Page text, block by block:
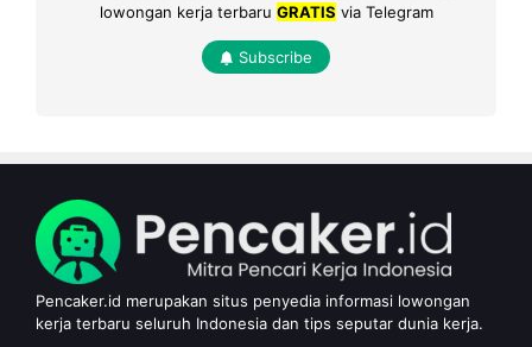
lowongan kerja terbaru GRATIS via Telegram
Subscribe
Pencaker.id merupakan situs penyedia informasi lowongan
kerja terbaru seluruh Indonesia dan tips seputar dunia kerja.